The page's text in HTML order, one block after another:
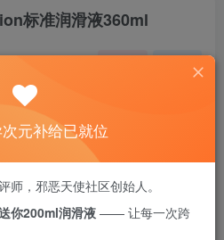
标准润滑液360ml
然柔和的特性，让润滑液在
，排除违合感，
元补给已就位
，邪恶天使社区创始人。
你200ml润滑液 —— 让每一次跨